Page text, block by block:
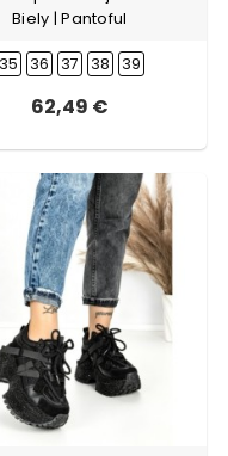
Biely | Pantoful
35 36 37 38 39
62,49 €